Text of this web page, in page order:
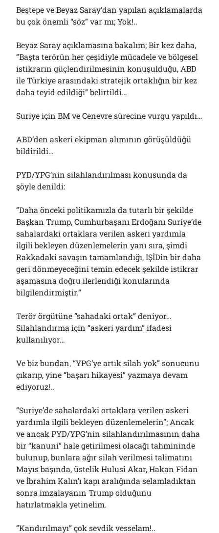
Beştepe ve Beyaz Saray’dan yapılan açıklamalarda
bu çok önemli “söz” var mı; Yok!..
Beyaz Saray açıklamasına bakalım; Bir kez daha,
“Başta terörün her çeşidiyle mücadele ve bölgesel
istikrarın güçlendirilmesinin konuşulduğu, ABD
ile Türkiye arasındaki stratejik ortaklığın bir kez
daha teyid edildiği” belirtildi…
Suriye için BM ve Cenevre sürecine vurgu yapıldı…
ABD’den askeri ekipman alımının görüşüldüğü
bildirildi…
PYD/YPG’nin silahlandırılması konusunda da
şöyle denildi:
“Daha önceki politikamızla da tutarlı bir şekilde
Başkan Trump, Cumhurbaşanı Erdoğanı Suriye’de
sahalardaki ortaklara verilen askeri yardımla
ilgili bekleyen düzenlemelerin yanı sıra, şimdi
Rakkadaki savaşın tamamlandığı, IŞİDin bir daha
geri dönmeyeceğini temin edecek şekilde istikrar
aşamasına doğru ilerlendiği konularında
bilgilendirmiştir.”
Terör örgütüne “sahadaki ortak” deniyor…
Silahlandırma için “askeri yardım” ifadesi
kullanılıyor…
Ve biz bundan, “YPG’ye artık silah yok” sonucunu
çıkarıp, yine “başarı hikayesi” yazmaya devam
ediyoruz!..
“Suriye’de sahalardaki ortaklara verilen askeri
yardımla ilgili bekleyen düzenlemelerin”; Ancak
ve ancak PYD/YPG’nin silahlandırılmasının daha
bir “kanuni” hale getirilmesi olacağı tahmininde
bulunup, bunlara ağır silah verilmesi talimatını
Mayıs başında, üstelik Hulusi Akar, Hakan Fidan
ve İbrahim Kalın’ı kapı aralığında selamladıktan
sonra imzalayanın Trump olduğunu
hatırlatmakla yetinelim.
“Kandırılmayı” çok sevdik vesselam!..